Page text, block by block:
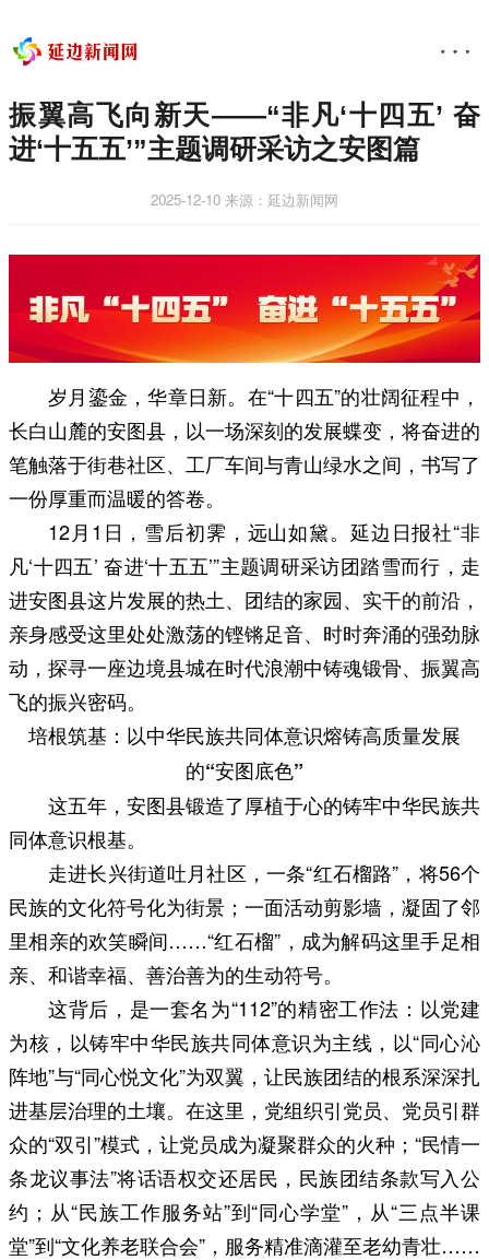
振翼高飞向新天​——“非凡‘十四五’ 奋
进‘十五五’”主题调研采访之安图篇
2025-12-10 来源：延边新闻网
岁月鎏金，华章日新。在“十四五”的壮阔征程中，
长白山麓的安图县，以一场深刻的发展蝶变，将奋进的
笔触落于街巷社区、工厂车间与青山绿水之间，书写了
一份厚重而温暖的答卷。
12月1日，雪后初霁，远山如黛。延边日报社“非
凡‘十四五’ 奋进‘十五五’”主题调研采访团踏雪而行，走
进安图县这片发展的热土、团结的家园、实干的前沿，
亲身感受这里处处激荡的铿锵足音、时时奔涌的强劲脉
动，探寻一座边境县城在时代浪潮中铸魂锻骨、振翼高
飞的振兴密码。
培根筑基：以中华民族共同体意识熔铸高质量发展
的“安图底色”
这五年，安图县锻造了厚植于心的铸牢中华民族共
同体意识根基。
走进长兴街道吐月社区，一条“红石榴路”，将56个
民族的文化符号化为街景；一面活动剪影墙，凝固了邻
里相亲的欢笑瞬间……“红石榴”，成为解码这里手足相
亲、和谐幸福、善治善为的生动符号。
这背后，是一套名为“112”的精密工作法：以党建
为核，以铸牢中华民族共同体意识为主线，以“同心沁
阵地”与“同心悦文化”为双翼，让民族团结的根系深深扎
进基层治理的土壤。在这里，党组织引党员、党员引群
众的“双引”模式，让党员成为凝聚群众的火种；“民情一
条龙议事法”将话语权交还居民，民族团结条款写入公
约；从“民族工作服务站”到“同心学堂”，从“三点半课
堂”到“文化养老联合会”，服务精准滴灌至老幼青壮……